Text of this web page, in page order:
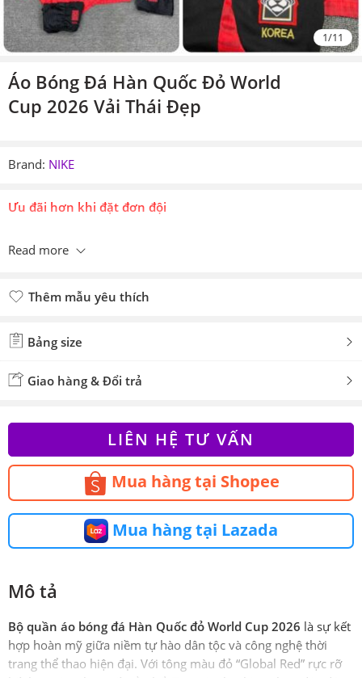
1/11
Áo Bóng Đá Hàn Quốc Đỏ World
Cup 2026 Vải Thái Đẹp
Brand: NIKE
Ưu đãi hơn khi đặt đơn đội
Read more
Thêm mẫu yêu thích
Bảng size
Giao hàng & Đổi trả
LIÊN HỆ TƯ VẤN
Mua hàng tại Shopee
Mua hàng tại Lazada
Mô tả
Bộ quần áo bóng đá Hàn Quốc đỏ World Cup 2026 là sự kết
hợp hoàn mỹ giữa niềm tự hào dân tộc và công nghệ thời
trang thể thao hiện đại. Với tông màu đỏ “Global Red” rực rỡ